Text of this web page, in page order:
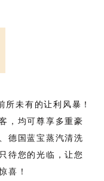
未有的让利风暴！
，均可尊享多重豪
德国蓝宝蒸汽清洗
待您的光临，让您
喜！